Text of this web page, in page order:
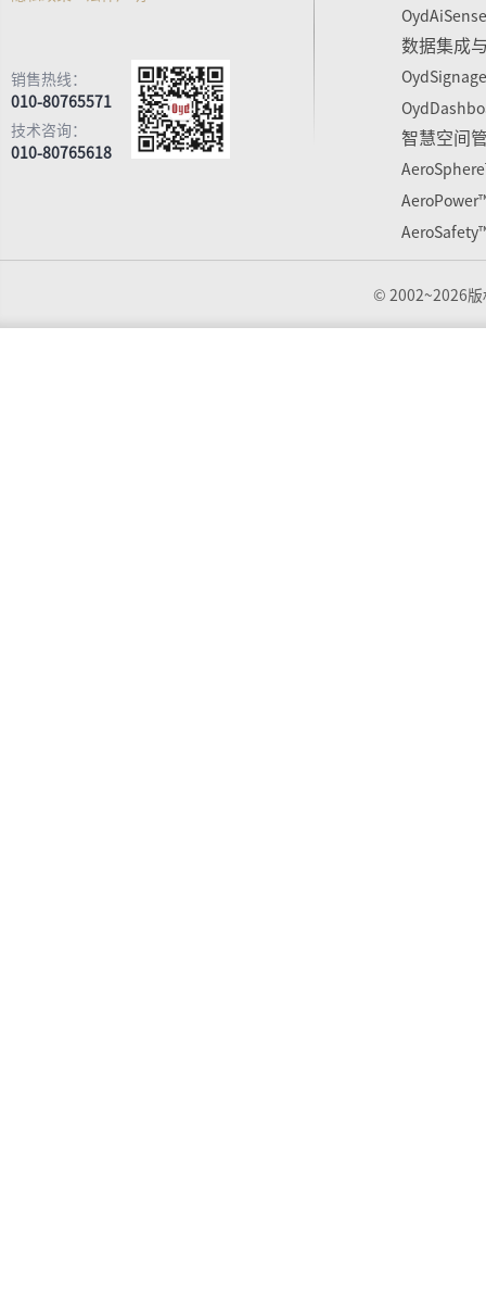
销售热线：
010-80765571
技术咨询：
010-80765618
数据集成
智慧空间
© 2002~2026版